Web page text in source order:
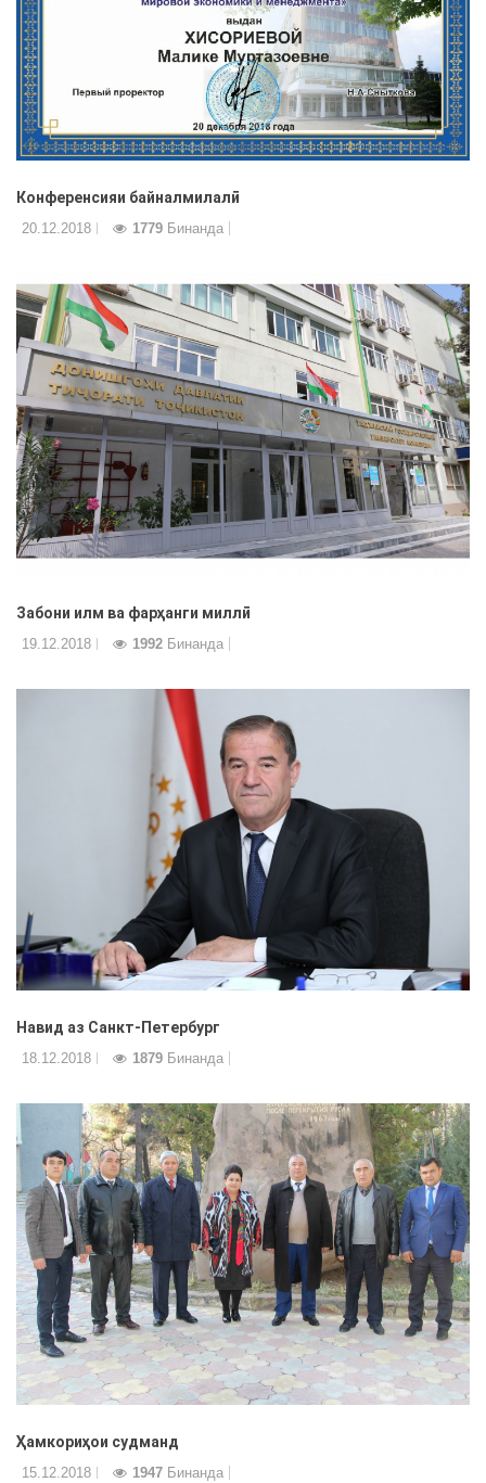
Конференсияи байналмилалӣ
20.12.2018 1779 Бинанда
Забони илм ва фарҳанги миллӣ
19.12.2018 1992 Бинанда
Навид аз Санкт-Петербург
18.12.2018 1879 Бинанда
Ҳамкориҳои судманд
15.12.2018 1947 Бинанда